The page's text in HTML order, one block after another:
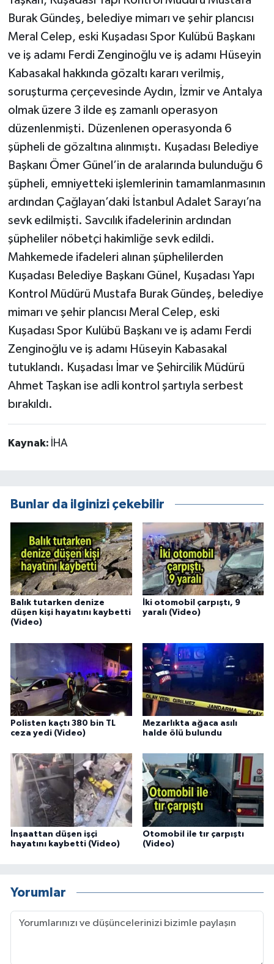
Burak Gündeş, belediye mimarı ve şehir plancısı
Meral Celep, eski Kuşadası Spor Kulübü Başkanı
ve iş adamı Ferdi Zenginoğlu ve iş adamı Hüseyin
Kabasakal hakkında gözaltı kararı verilmiş,
soruşturma çerçevesinde Aydın, İzmir ve Antalya
olmak üzere 3 ilde eş zamanlı operasyon
düzenlenmişti. Düzenlenen operasyonda 6
şüpheli de gözaltına alınmıştı. Kuşadası Belediye
Başkanı Ömer Günel’in de aralarında bulunduğu 6
şüpheli, emniyetteki işlemlerinin tamamlanmasının
ardından Çağlayan’daki İstanbul Adalet Sarayı’na
sevk edilmişti. Savcılık ifadelerinin ardından
şüpheliler nöbetçi hakimliğe sevk edildi.
Mahkemede ifadeleri alınan şüphelilerden
Kuşadası Belediye Başkanı Günel, Kuşadası Yapı
Kontrol Müdürü Mustafa Burak Gündeş, belediye
mimarı ve şehir plancısı Meral Celep, eski
Kuşadası Spor Kulübü Başkanı ve iş adamı Ferdi
Zenginoğlu ve iş adamı Hüseyin Kabasakal
tutuklandı. Kuşadası İmar ve Şehircilik Müdürü
Ahmet Taşkan ise adli kontrol şartıyla serbest
bırakıldı.
Kaynak: İHA
Bunlar da ilginizi çekebilir
Balık tutarken denize
düşen kişi hayatını kaybetti
(Video)
İki otomobil çarpıştı, 9
yaralı (Video)
Polisten kaçtı 380 bin TL
ceza yedi (Video)
Mezarlıkta ağaca asılı
halde ölü bulundu
İnşaattan düşen işçi
hayatını kaybetti (Video)
Otomobil ile tır çarpıştı
(Video)
Yorumlar